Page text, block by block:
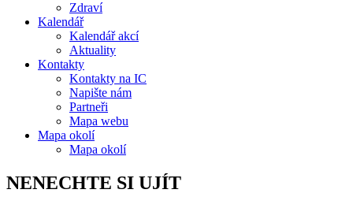
Zdraví
Kalendář
Kalendář akcí
Aktuality
Kontakty
Kontakty na IC
Napište nám
Partneři
Mapa webu
Mapa okolí
Mapa okolí
NENECHTE SI UJÍT